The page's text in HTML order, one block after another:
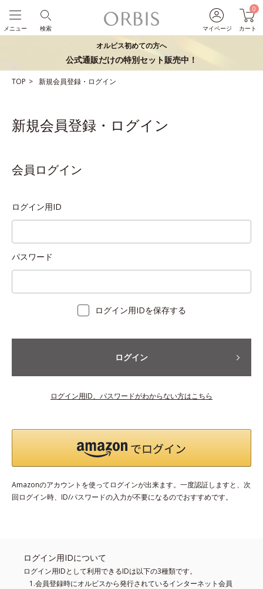
マイページ
0
カート
検索
メニュー
オルビス初めての方へ
公式通販だけの特別セット販売中！
TOP 新規会員登録・ログイン
新規会員登録・ログイン
会員ログイン
ログイン用ID
パスワード
ログイン用IDを保存する
ログイン
ログイン用ID、パスワードがわからない方はこちら
Amazonのアカウントを使ってログインが出来ます。一度認証しますと、次
回ログイン時、ID/パスワードの入力が不要になるのでおすすめです。
ログイン用IDについて
ログイン用IDとして利用できるIDは以下の3種類です。
会員登録時にオルビスから発行されているインターネット会員